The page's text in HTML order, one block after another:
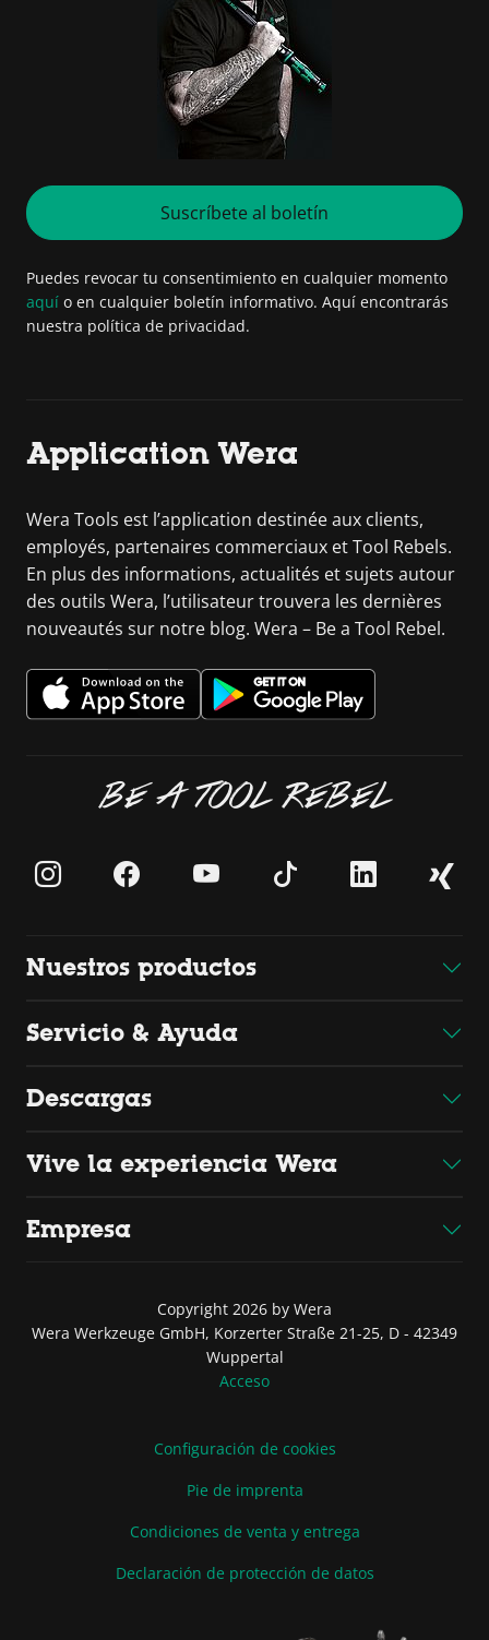
Suscríbete al boletín
Puedes revocar tu consentimiento en cualquier momento
aquí o en cualquier boletín informativo. Aquí encontrarás
nuestra política de privacidad.
Application Wera
Wera Tools est l’application destinée aux clients,
employés, partenaires commerciaux et Tool Rebels.
En plus des informations, actualités et sujets autour
des outils Wera, l’utilisateur trouvera les dernières
nouveautés sur notre blog. Wera – Be a Tool Rebel.
BE A TOOL REBEL
Nuestros productos
Servicio & Ayuda
Descargas
Vive la experiencia Wera
Empresa
Copyright 2026 by Wera
Wera Werkzeuge GmbH, Korzerter Straße 21-25, D - 42349
Wuppertal
Acceso
Configuración de cookies
Pie de imprenta
Condiciones de venta y entrega
Declaración de protección de datos